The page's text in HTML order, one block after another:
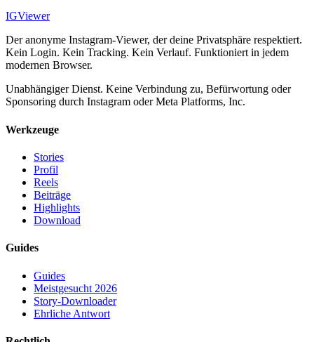
IGViewer
Der anonyme Instagram-Viewer, der deine Privatsphäre respektiert.
Kein Login. Kein Tracking. Kein Verlauf. Funktioniert in jedem
modernen Browser.
Unabhängiger Dienst. Keine Verbindung zu, Befürwortung oder
Sponsoring durch Instagram oder Meta Platforms, Inc.
Werkzeuge
Stories
Profil
Reels
Beiträge
Highlights
Download
Guides
Guides
Meistgesucht 2026
Story-Downloader
Ehrliche Antwort